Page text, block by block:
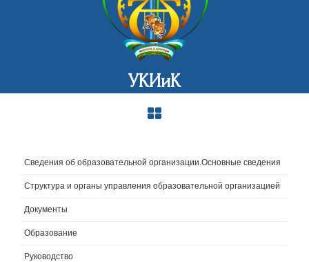
УКИиК
Сведения об образовательной организации.Основные сведения
Структура и органы управления образовательной организацией
Документы
Образование
Руководство